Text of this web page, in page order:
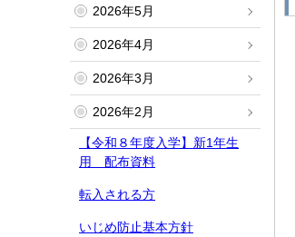
2026年5月
2026年4月
2026年3月
2026年2月
【令和８年度入学】新1年生
用 配布資料
転入される方
いじめ防止基本方針